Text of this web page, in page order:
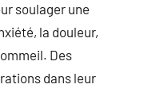
soulager une
la douleur,
Des
dans leur